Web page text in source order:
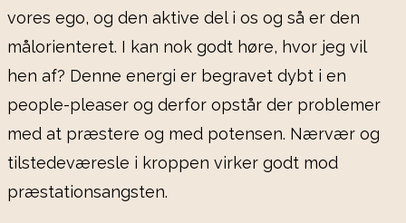
vores ego, og den aktive del i os og så er den
målorienteret. I kan nok godt høre, hvor jeg vil
hen af? Denne energi er begravet dybt i en
people-pleaser og derfor opstår der problemer
med at præstere og med potensen. Nærvær og
tilstedeværesle i kroppen virker godt mod
præstationsangsten.